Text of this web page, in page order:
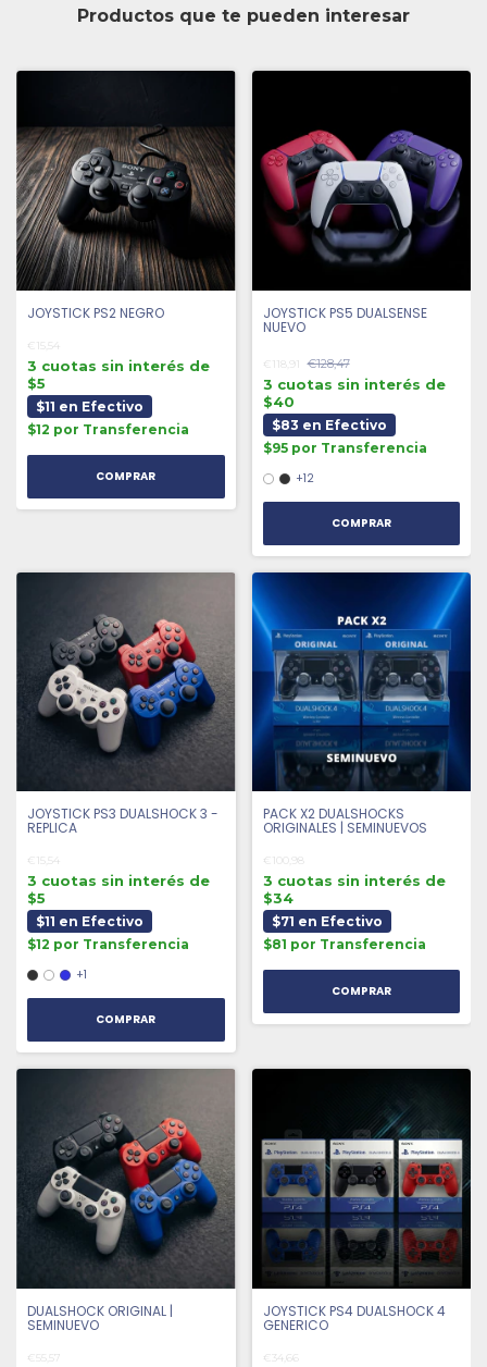
Productos que te pueden interesar
JOYSTICK PS2 NEGRO
€15,54
3 cuotas sin interés de
$5
$11 en Efectivo
$12 por Transferencia
JOYSTICK PS5 DUALSENSE
NUEVO
€118,91 €128,47
3 cuotas sin interés de
$40
$83 en Efectivo
$95 por Transferencia
+12
COMPRAR
JOYSTICK PS3 DUALSHOCK 3 -
REPLICA
€15,54
3 cuotas sin interés de
$5
$11 en Efectivo
$12 por Transferencia
+1
COMPRAR
PACK X2 DUALSHOCKS
ORIGINALES | SEMINUEVOS
€100,98
3 cuotas sin interés de
$34
$71 en Efectivo
$81 por Transferencia
DUALSHOCK ORIGINAL |
SEMINUEVO
€55,57
JOYSTICK PS4 DUALSHOCK 4
GENERICO
€34,66